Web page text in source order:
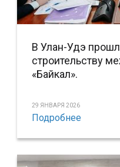
В Улан-Удэ
строительству
«Байкал».
29 ЯНВАРЯ 2026
Подробнее